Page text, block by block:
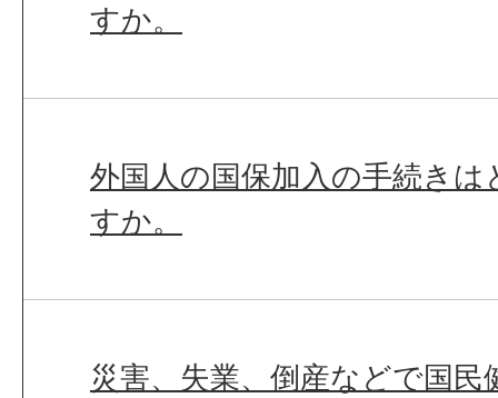
すか。
外国人の国保加入の手続き
すか。
災害、失業、倒産などで国民